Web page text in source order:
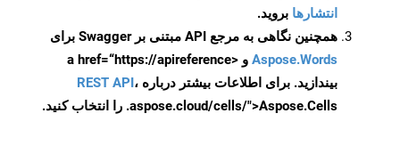
انتشارها بروید.
همچنین نگاهی به مرجع API مبتنی بر Swagger برای
Aspose.Words
و <a href=“https://apireference
بیندازید. برای اطلاعات بیشتر درباره REST API،
.aspose.cloud/cells/">Aspose.Cells را انتخاب کنید.